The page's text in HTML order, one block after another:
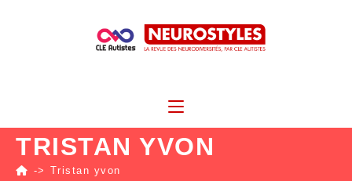
TRISTAN YVON
-> Tristan yvon